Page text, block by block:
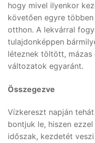
hogy mivel ilyenkor
követően egyre
otthon. A lekvárral
tulajdonképpen
léteznek töltött, mázas
változatok egyaránt.
Összegezve
Vízkereszt napján
bontjuk le, hiszen
időszak, kezdetét